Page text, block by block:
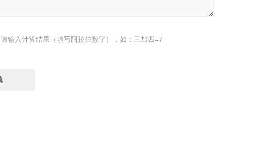
请输入计算结果（填写阿拉伯数字），如：三加四=7